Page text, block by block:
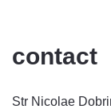
contact
Str Nicolae